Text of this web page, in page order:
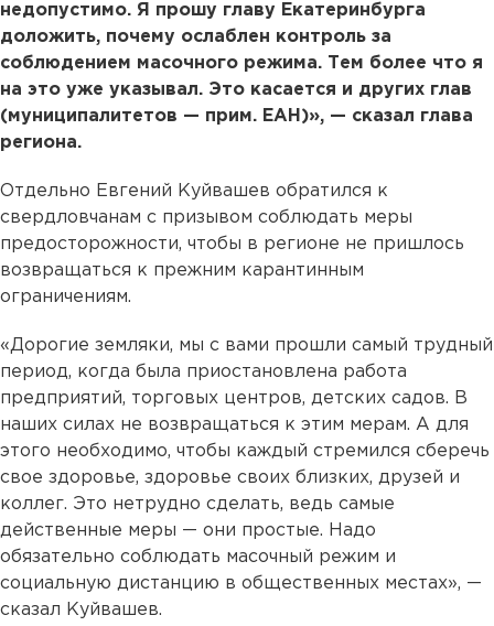
недопустимо. Я прошу главу Екатеринбурга
доложить, почему ослаблен контроль за
соблюдением масочного режима. Тем более что я
на это уже указывал. Это касается и других глав
(муниципалитетов — прим. ЕАН)», — сказал глава
региона.
Отдельно Евгений Куйвашев обратился к
свердловчанам с призывом соблюдать меры
предосторожности, чтобы в регионе не пришлось
возвращаться к прежним карантинным
ограничениям.
«Дорогие земляки, мы с вами прошли самый трудный
период, когда была приостановлена работа
предприятий, торговых центров, детских садов. В
наших силах не возвращаться к этим мерам. А для
этого необходимо, чтобы каждый стремился сберечь
свое здоровье, здоровье своих близких, друзей и
коллег. Это нетрудно сделать, ведь самые
действенные меры — они простые. Надо
обязательно соблюдать масочный режим и
социальную дистанцию в общественных местах», —
сказал Куйвашев.